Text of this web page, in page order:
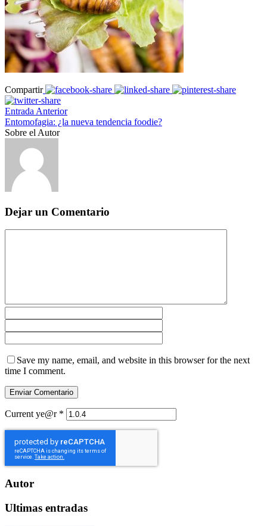
Compartir
Entrada Anterior
Entomofagia: ¿la nueva tendencia foodie?
Sobre el Autor
Dejar un Comentario
Save my name, email, and website in this browser for the next
time I comment.
Current ye@r *
Autor
Ultimas entradas